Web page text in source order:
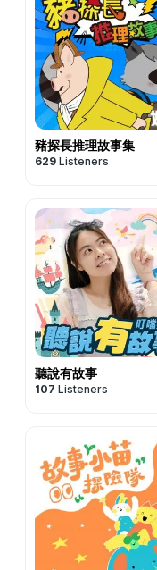
豬探長推理故事集
629 Listeners
聽說有故事
107 Listeners